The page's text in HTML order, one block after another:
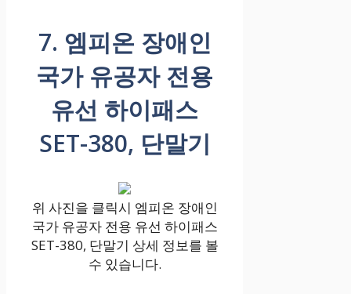
7. 엠피온 장애인
국가 유공자 전용
유선 하이패스
SET-380, 단말기
위 사진을 클릭시 엠피온 장애인
국가 유공자 전용 유선 하이패스
SET-380, 단말기 상세 정보를 볼
수 있습니다.